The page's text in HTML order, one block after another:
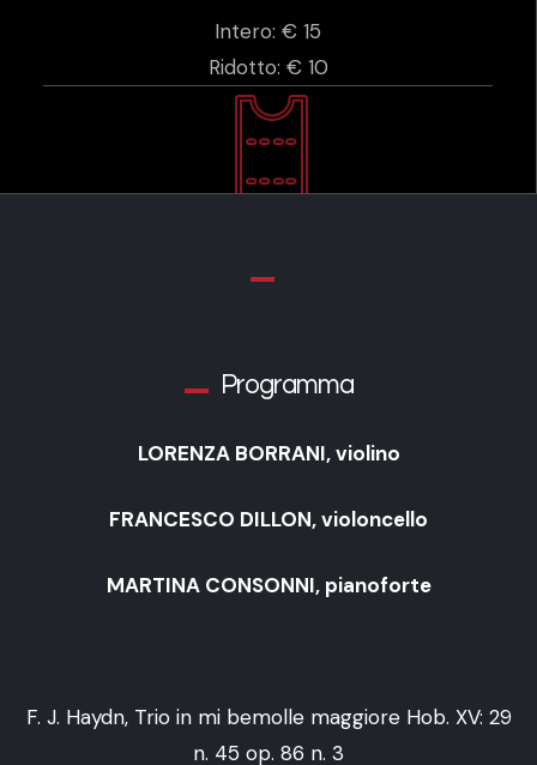
Intero: € 15
Ridotto: € 10
Programma
LORENZA BORRANI, violino
FRANCESCO DILLON, violoncello
MARTINA CONSONNI, pianoforte
F. J. Haydn, Trio in mi bemolle maggiore Hob. XV: 29
n. 45 op. 86 n. 3